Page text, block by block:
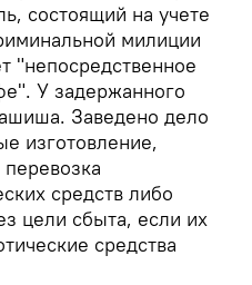
состоящий на учете
милиции
"непосредственное
У задержанного
Заведено дело
изготовление,
средств либо
цели сбыта, если их
средства